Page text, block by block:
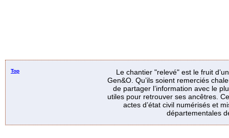
Top
Le chantier "relevé" est le fruit
Gen&O. Qu’ils soient remerciés
de partager l’information avec le
utiles pour retrouver ses ancêtres.
actes d’état civil numérisés et
départementales